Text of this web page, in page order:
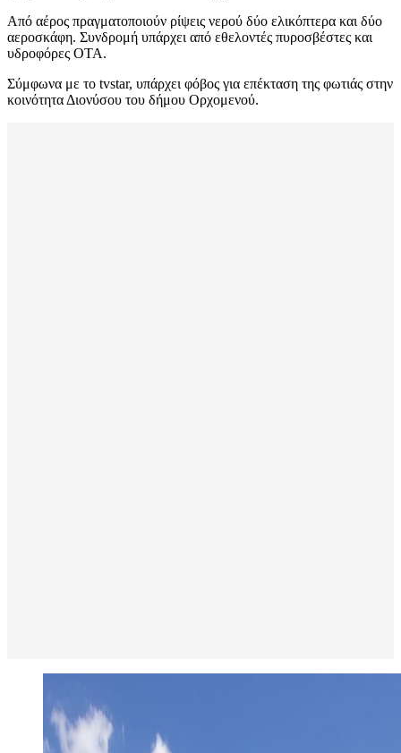
Από αέρος πραγματοποιούν ρίψεις νερού δύο ελικόπτερα και δύο
αεροσκάφη. Συνδρομή υπάρχει από εθελοντές πυροσβέστες και
υδροφόρες ΟΤΑ.
Σύμφωνα με το tvstar, υπάρχει φόβος για επέκταση της φωτιάς στην
κοινότητα Διονύσου του δήμου Ορχομενού.